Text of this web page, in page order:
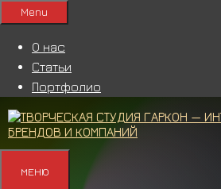
Перейти
к
Menu
О нас
Статьи
Портфолио
МЕНЮ